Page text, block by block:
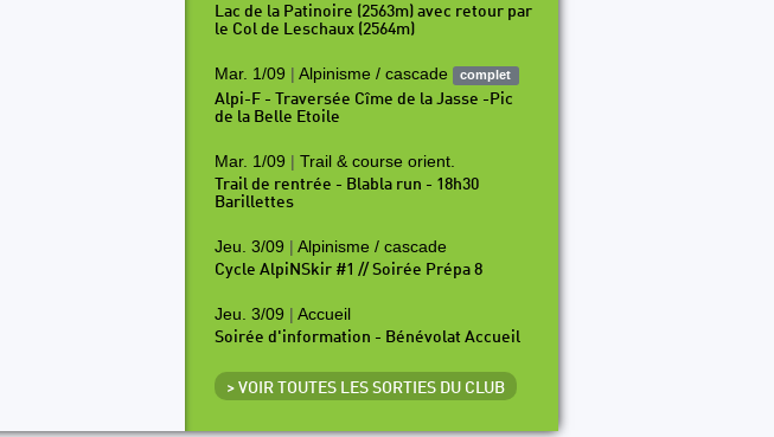
Lac de la Patinoire (2563m) avec retour par
le Col de Leschaux (2564m)
Mar. 1/09 | Alpinisme / cascade complet
Alpi-F - Traversée Cîme de la Jasse -Pic
de la Belle Etoile
Mar. 1/09 | Trail & course orient.
Trail de rentrée - Blabla run - 18h30
Barillettes
Jeu. 3/09 | Alpinisme / cascade
Cycle AlpiNSkir #1 // Soirée Prépa 8
Jeu. 3/09 | Accueil
Soirée d'information - Bénévolat Accueil
> VOIR TOUTES LES SORTIES DU CLUB